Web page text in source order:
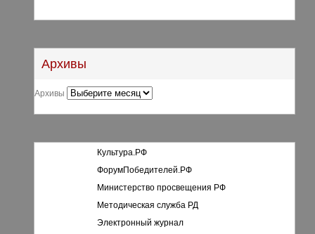
Архивы
Архивы
Культура.РФ
ФорумПобедителей.РФ
Министерство просвещения РФ
Методическая служба РД
Электронный журнал